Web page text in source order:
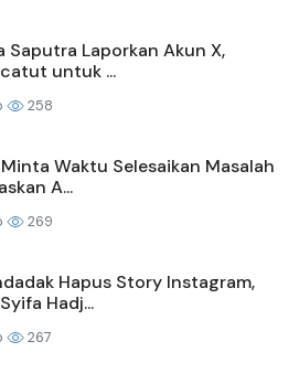
Saputra Laporkan Akun X,
untuk ...
258
Waktu Selesaikan Masalah
A...
269
Hapus Story Instagram,
Hadj...
267